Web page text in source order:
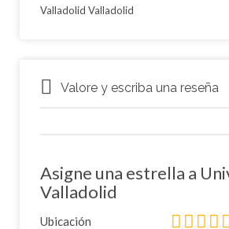
Valladolid Valladolid
Valore y escriba una reseña
Asigne una estrella a
Valladolid
Ubicación